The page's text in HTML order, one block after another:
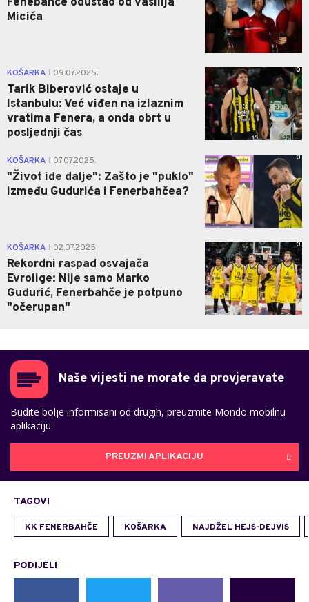
Micića
KOŠARKA 09.07.2025.
Tarik Biberović ostaje u
Istanbulu: Već viđen na izlaznim
vratima Fenera, a onda obrt u
posljednji čas
0
KOŠARKA 07.07.2025.
"Život ide dalje": Zašto je "puklo"
između Gudurića i Fenerbahčea?
0
KOŠARKA 02.07.2025.
Rekordni raspad osvajača
Evrolige: Nije samo Marko
Gudurić, Fenerbahče je potpuno
"očerupan"
0
Naše vijesti ne morate da provjeravate
Budite bolje informisani od drugih, preuzmite Mondo mobilnu
aplikaciju
PREUZMI APLIKACIJU
TAGOVI
KK FENERBAHČE KOŠARKA NAJDŽEL HEJS-DEJVIS
PODIJELI